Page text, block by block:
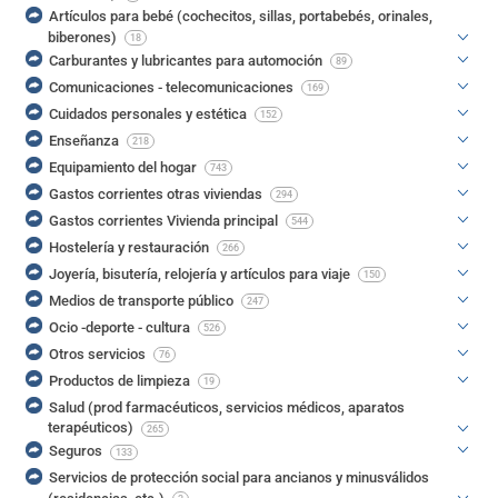
Artículos para bebé (cochecitos, sillas, portabebés, orinales,
biberones)
18
Carburantes y lubricantes para automoción 89
Comunicaciones - telecomunicaciones 169
Cuidados personales y estética 152
Enseñanza 218
Equipamiento del hogar 743
Gastos corrientes otras viviendas 294
Gastos corrientes Vivienda principal 544
Hostelería y restauración 266
Joyería, bisutería, relojería y artículos para viaje 150
Medios de transporte público 247
Ocio -deporte - cultura 526
Otros servicios 76
Productos de limpieza 19
Salud (prod farmacéuticos, servicios médicos, aparatos
terapéuticos)
265
Seguros 133
Servicios de protección social para ancianos y minusválidos